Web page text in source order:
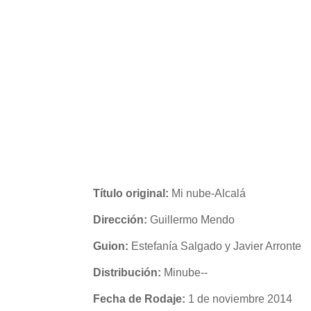
Título original: Mi nube-Alcalá
Dirección:Guillermo Mendo
Guion: Estefanía Salgado y Javier Arronte
Distribución: Minube--
Fecha de Rodaje: 1 de noviembre 2014